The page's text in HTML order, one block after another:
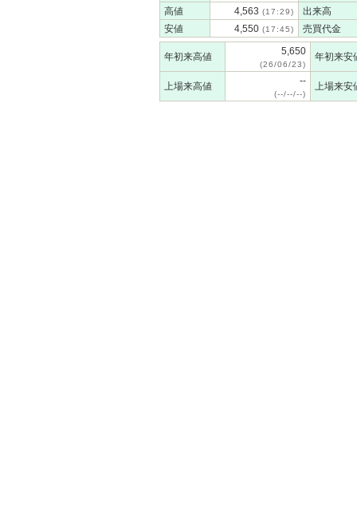
高値
4,563 (17:29)
出来高
安値
4,550 (17:45) 売買代金
年初来高値 5,650
(26/06/23)
年初来安
上場来高値 --
(--/--/--)
上場来安